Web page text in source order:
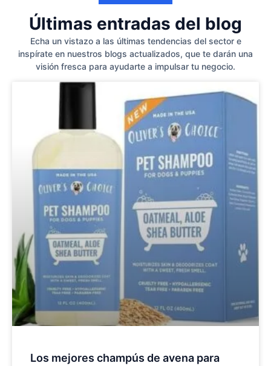
Últimas entradas del blog
Echa un vistazo a las últimas tendencias del sector e
inspírate en nuestros blogs actualizados, que te darán una
visión fresca para ayudarte a impulsar tu negocio.
Los mejores champús de avena para